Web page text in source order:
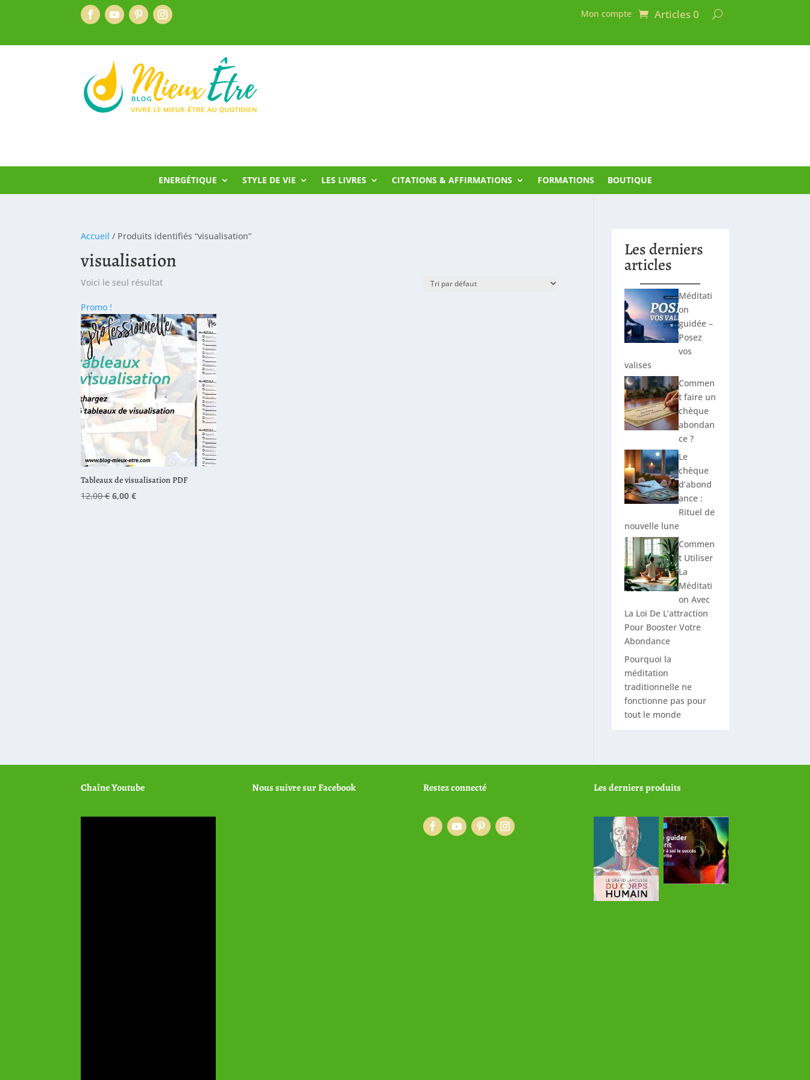
Mon compte Articles 0
ENERGÉTIQUE STYLE DE VIE LES LIVRES CITATIONS & AFFIRMATIONS FORMATIONS BOUTIQUE
Accueil / Produits identifiés “visualisation”
visualisation
Voici le seul résultat
Promo !
Tableaux de visualisation PDF
12,00€Le
6,00€Le
Les derniers
articles
Méditati
on
guidée –
Posez
vos
valises
Commen
t faire un
chèque
abondan
ce ?
Le
chèque
d’abond
ance :
Rituel de
nouvelle lune
Commen
t Utiliser
La
Méditati
on Avec
La Loi De L’attraction
Pour Booster Votre
Abondance
Pourquoi la
méditation
traditionnelle ne
fonctionne pas pour
tout le monde
Chaîne Youtube Nous suivre sur Facebook Restez connecté Les derniers produits